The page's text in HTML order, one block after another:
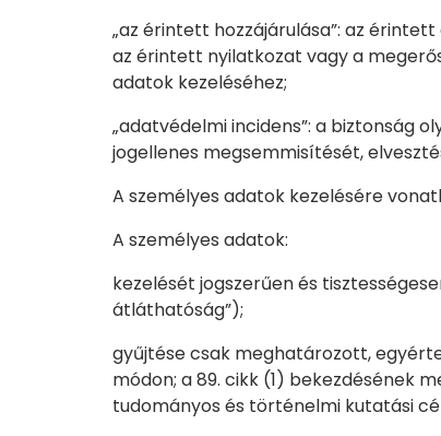
„az érintett hozzájárulása”: az
az érintett nyilatkozat vagy a
adatok kezeléséhez;
„adatvédelmi incidens”: a biztonság
jogellenes megsemmisítését,
A személyes adatok kezelésére
A személyes adatok:
kezelését jogszerűen és
átláthatóság”);
gyűjtése csak meghatározott,
módon; a 89. cikk (1) bekezdésének
tudományos és történelmi kutatási